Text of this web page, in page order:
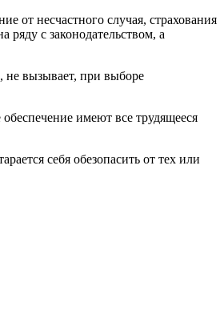
от несчастного случая, страхования
с законодательством, а
не вызывает, при выборе
имеют все трудящееся
себя обезопасить от тех или